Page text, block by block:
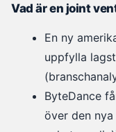
Vad är en joint
En ny
uppfylla
ByteDance
över den